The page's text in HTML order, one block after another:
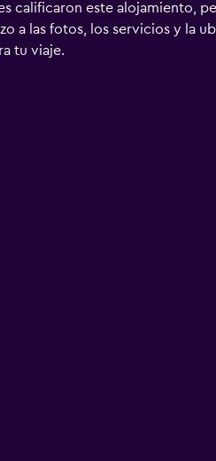
calificaron este alojamiento,
a las fotos, los servicios y la
tu viaje.